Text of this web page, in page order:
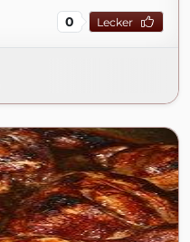
0 Lecker